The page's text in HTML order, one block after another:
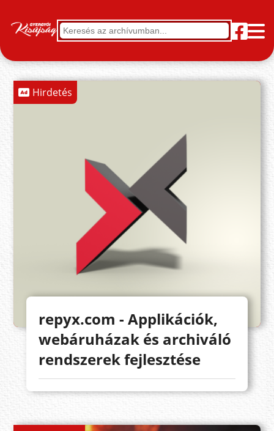
Hirdetés
repyx.com - Applikációk,
webáruházak és archiváló
rendszerek fejlesztése